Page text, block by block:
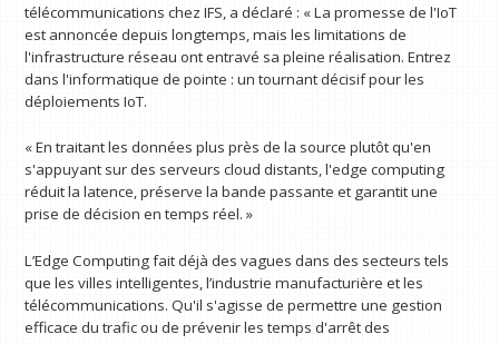
télécommunications chez IFS, a déclaré : « La promesse de l'IoT
est annoncée depuis longtemps, mais les limitations de
l'infrastructure réseau ont entravé sa pleine réalisation. Entrez
dans l'informatique de pointe : un tournant décisif pour les
déploiements IoT.
« En traitant les données plus près de la source plutôt qu'en
s'appuyant sur des serveurs cloud distants, l'edge computing
réduit la latence, préserve la bande passante et garantit une
prise de décision en temps réel. »
L’Edge Computing fait déjà des vagues dans des secteurs tels
que les villes intelligentes, l’industrie manufacturière et les
télécommunications. Qu'il s'agisse de permettre une gestion
efficace du trafic ou de prévenir les temps d'arrêt des